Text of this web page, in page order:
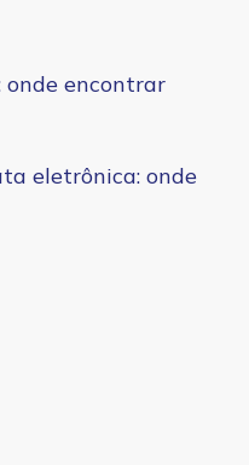
onde encontrar
eletrônica: onde